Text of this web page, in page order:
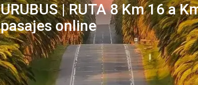
URUBUS | RUTA 8 Km 16 a
pasajes online